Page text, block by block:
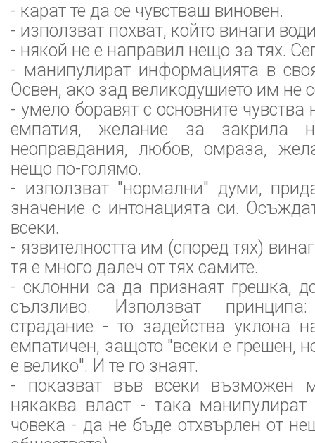
- карат те да се чувстваш виновен.
- използват похват, който винаги
- някой не е направил нещо за тях.
- манипулират информацията в
Освен, ако зад великодушието им не
- умело боравят с основните чувства
емпатия, желание за закрила
неоправдания, любов, омраза,
нещо по-голямо.
- използват "нормални" думи,
значение с интонацията си.
всеки.
- язвителността им (според тях)
тя е много далеч от тях самите.
- склонни са да признаят грешка,
сълзливо. Използват
страдание - то задейства уклона
емпатичен, защото "всеки е грешен,
е велико". И те го знаят.
- показват във всеки възможен
някаква власт - така манипулират
човека - да не бъде отхвърлен от